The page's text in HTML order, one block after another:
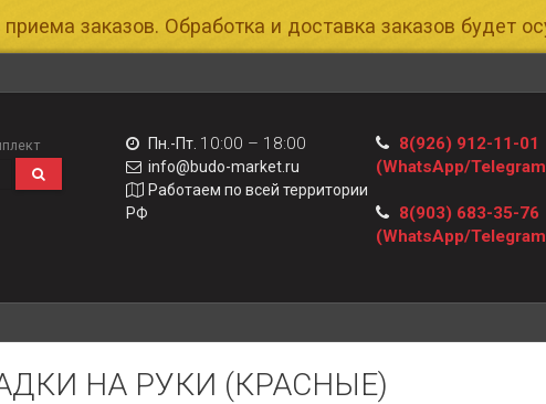
заказов. Обработка и доставка заказов будет
Пн.-Пт. 10:00 – 18:00
info@budo-market.ru
Работаем по всей территории
РФ
8(926) 912-11-01
(WhatsApp/
8(903) 683-35-76
(WhatsApp/
НА РУКИ (КРАСНЫЕ)